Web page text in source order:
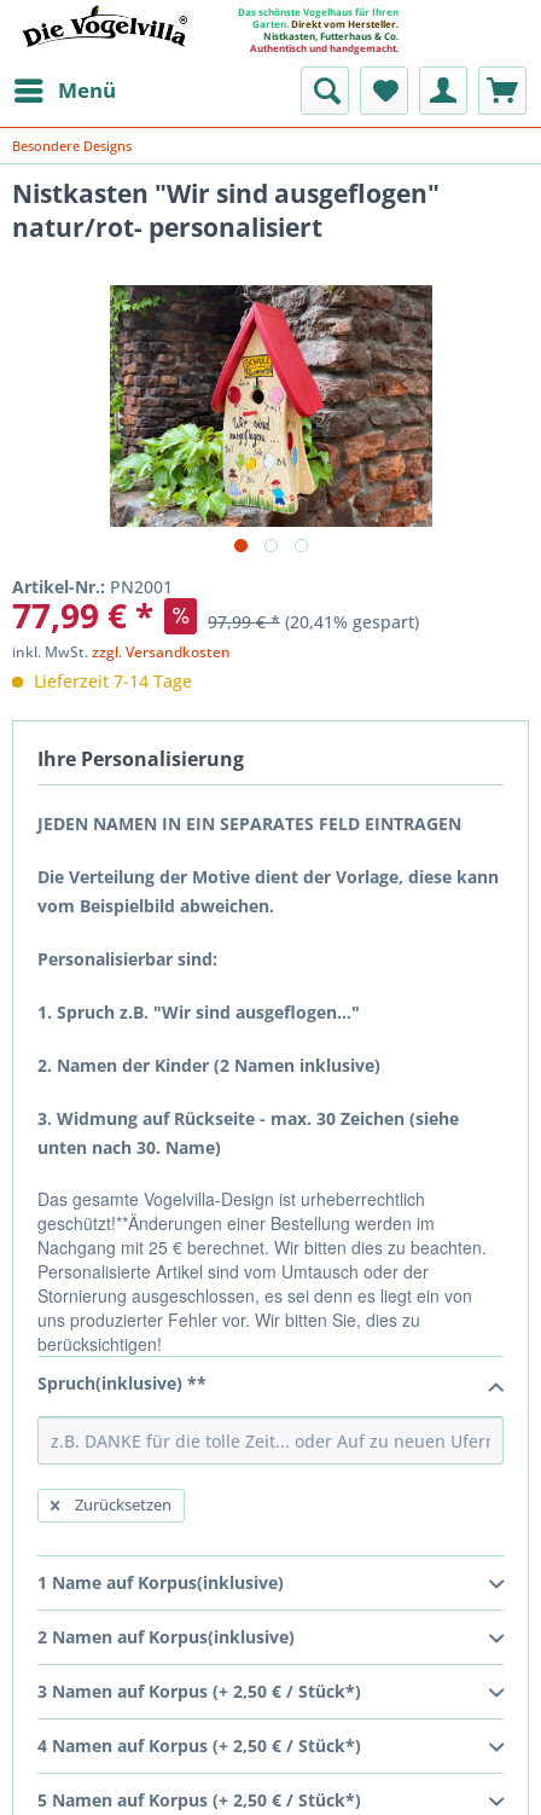
Das schönste Vogelhaus für Ihren
Garten. Direkt vom Hersteller.
Nistkasten, Futterhaus & Co.
Authentisch und handgemacht.
Menü
Besondere Designs
Nistkasten "Wir sind ausgeflogen"
natur/rot- personalisiert
Artikel-Nr.: PN2001
77,99 € * 97,99 € * (20,41% gespart)
inkl. MwSt.zzgl. Versandkosten
Lieferzeit 7-14 Tage
Ihre Personalisierung
JEDEN NAMEN IN EIN SEPARATES FELD EINTRAGEN
Die Verteilung der Motive dient der Vorlage, diese kann
vom Beispielbild abweichen.
Personalisierbar sind:
1. Spruch z.B. "Wir sind ausgeflogen..."
2. Namen der Kinder (2 Namen inklusive)
3. Widmung auf Rückseite - max. 30 Zeichen (siehe
unten nach 30. Name)
Das gesamte Vogelvilla-Design ist urheberrechtlich
geschützt!**Änderungen einer Bestellung werden im
Nachgang mit 25 € berechnet. Wir bitten dies zu beachten.
Personalisierte Artikel sind vom Umtausch oder der
Stornierung ausgeschlossen, es sei denn es liegt ein von
uns produzierter Fehler vor. Wir bitten Sie, dies zu
berücksichtigen!
Spruch(inklusive) **
Zurücksetzen
1 Name auf Korpus(inklusive)
2 Namen auf Korpus(inklusive)
3 Namen auf Korpus (+ 2,50 € / Stück*)
4 Namen auf Korpus (+ 2,50 € / Stück*)
5 Namen auf Korpus (+ 2,50 € / Stück*)